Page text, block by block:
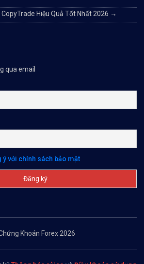
Hiệu Quả Tốt Nhất 2026 →
qua email
ý với chính sách bảo mật
Khoán Forex 2026